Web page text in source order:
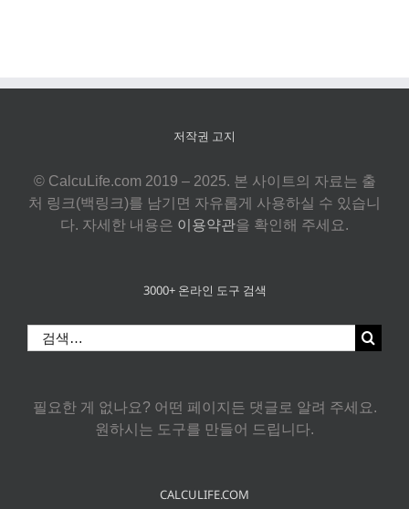
저작권 고지
© CalcuLife.com 2019 – 2025. 본 사이트의 자료는 출
처 링크(백링크)를 남기면 자유롭게 사용하실 수 있습니
다. 자세한 내용은 이용약관을 확인해 주세요.
3000+ 온라인 도구 검색
색:
필요한 게 없나요? 어떤 페이지든 댓글로 알려 주세요.
원하시는 도구를 만들어 드립니다.
CALCULIFE.COM